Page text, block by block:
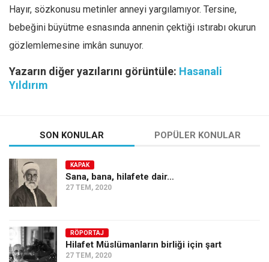
Hayır, sözkonusu metinler anneyi yargılamıyor. Tersine,
bebeğini büyütme esnasında annenin çektiği ıstırabı okurun
gözlemlemesine imkân sunuyor.
Yazarın diğer yazılarını görüntüle: Hasanali
Yıldırım
SON KONULAR POPÜLER KONULAR
KAPAK
Sana, bana, hilafete dair…
27 TEM, 2020
RÖPORTAJ
Hilafet Müslümanların birliği için şart
27 TEM, 2020